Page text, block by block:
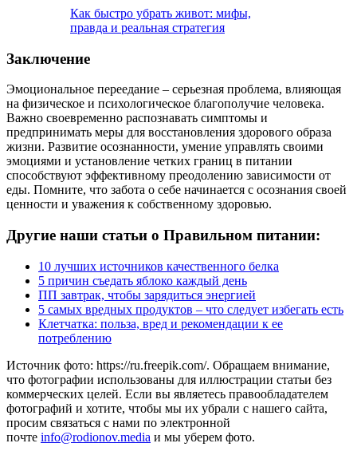
Как быстро убрать живот: мифы,
правда и реальная стратегия
Заключение
Эмоциональное переедание – серьезная проблема, влияющая
на физическое и психологическое благополучие человека.
Важно своевременно распознавать симптомы и
предпринимать меры для восстановления здорового образа
жизни. Развитие осознанности, умение управлять своими
эмоциями и установление четких границ в питании
способствуют эффективному преодолению зависимости от
еды. Помните, что забота о себе начинается с осознания своей
ценности и уважения к собственному здоровью.
Другие наши статьи о Правильном питании:
10 лучших источников качественного белка
5 причин съедать яблоко каждый день
ПП завтрак, чтобы зарядиться энергией
5 самых вредных продуктов – что следует избегать есть
Клетчатка: польза, вред и рекомендации к ее
потреблению
Источник фото: https://ru.freepik.com/. Обращаем внимание,
что фотографии использованы для иллюстрации статьи без
коммерческих целей. Если вы являетесь правообладателем
фотографий и хотите, чтобы мы их убрали с нашего сайта,
просим связаться с нами по электронной
почте info@rodionov.media и мы уберем фото.